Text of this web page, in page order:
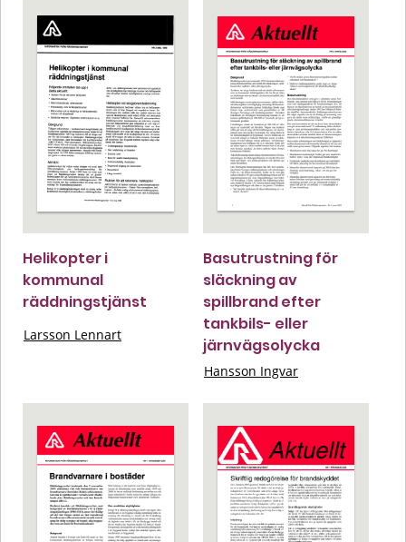
Helikopter i
kommunal
räddningstjänst
Larsson Lennart
Basutrustning för
släckning av
spillbrand efter
tankbils- eller
järnvägsolycka
Hansson Ingvar